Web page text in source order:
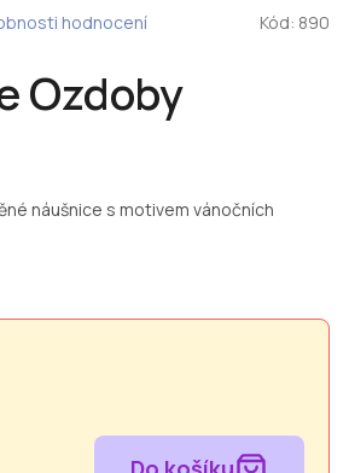
Ozdoby
náušnice s motivem vánočních
hodnocení Kód: 890